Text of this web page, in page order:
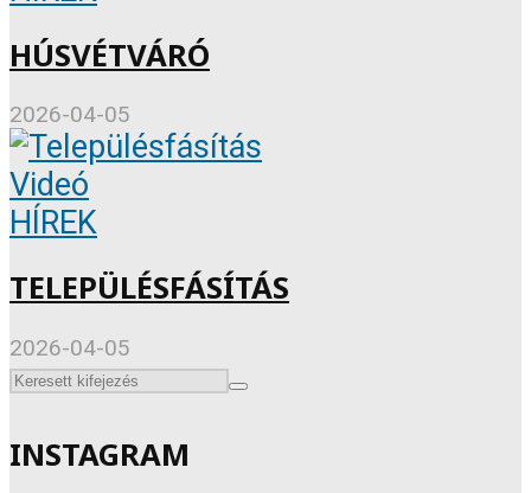
HÚSVÉTVÁRÓ
2026-04-05
Videó
HÍREK
TELEPÜLÉSFÁSÍTÁS
2026-04-05
INSTAGRAM